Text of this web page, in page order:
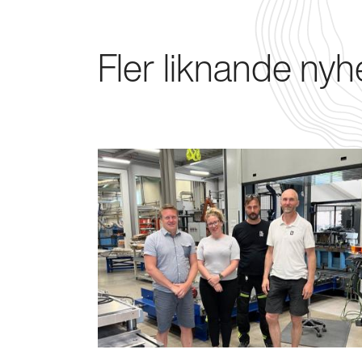
Fler liknande